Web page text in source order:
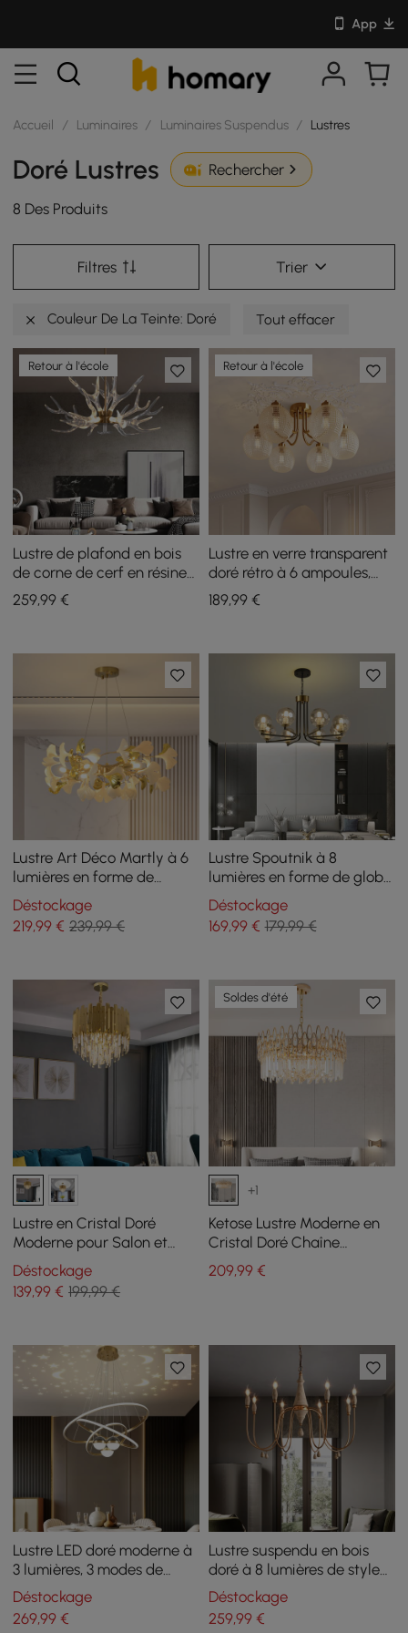
App
Accueil / Luminaires / Luminaires Suspendus / Lustres
Doré Lustres Rechercher
8 Des Produits
Filtres Trier
Couleur De La Teinte: Doré Tout effacer
Retour à l'école
Lustre de plafond en bois
de corne de cerf en résine
à 9 lumières, doré
259,99 €
Retour à l'école
Lustre en verre transparent
doré rétro à 6 ampoules,
plafonnier semi-encastré
189,99€
Lustre Art Déco Martly à 6
lumières en forme de
feuilles de ginkgo,
plafonnier en métal blanc
et doré
Déstockage
219,99 € 239,99 €
Lustre Spoutnik à 8
lumières en forme de globe
noir et doré, abat-jour en
verre inclus
Déstockage
169,99€ 179,99 €
Lustre en Cristal Doré
Moderne pour Salon et
Salle à Manger
Déstockage
139,99 € 199,99 €
Soldes d'été
+1
Ketose Lustre Moderne en
Cristal Doré Chaîne
Réglable
209,99€
Lustre LED doré moderne à
3 lumières, 3 modes de
couleur, télécommande,
lumière à réflexion étoilée
Déstockage
269,99 €
Lustre suspendu en bois
doré à 8 lumières de style
bougie Mid Century
Modern Farmhouse
Déstockage
259,99€